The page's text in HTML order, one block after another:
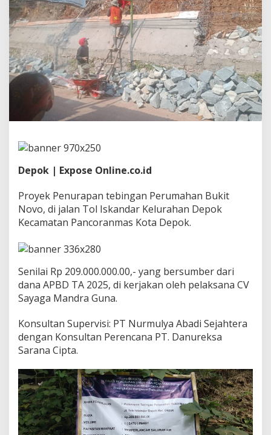
l
a
2
0
9
.
0
0
0
0
.
0
,
-
g
a
g
g
K
3
Depok | Expose Online.co.id
Proyek Penurapan tebingan Perumahan Bukit
Novo, di jalan Tol Iskandar Kelurahan Depok
Kecamatan Pancoranmas Kota Depok.
Senilai Rp 209.000.000.00,- yang bersumber dari
dana APBD TA 2025, di kerjakan oleh pelaksana CV
Sayaga Mandra Guna.
Konsultan Supervisi: PT Nurmulya Abadi Sejahtera
dengan Konsultan Perencana PT. Danureksa
Sarana Cipta.